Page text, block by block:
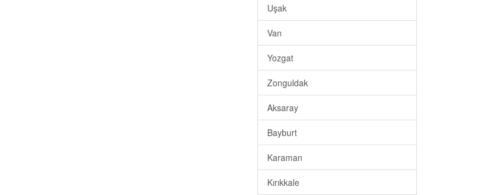
Uşak
Van
Yozgat
Zonguldak
Aksaray
Bayburt
Karaman
Kırıkkale